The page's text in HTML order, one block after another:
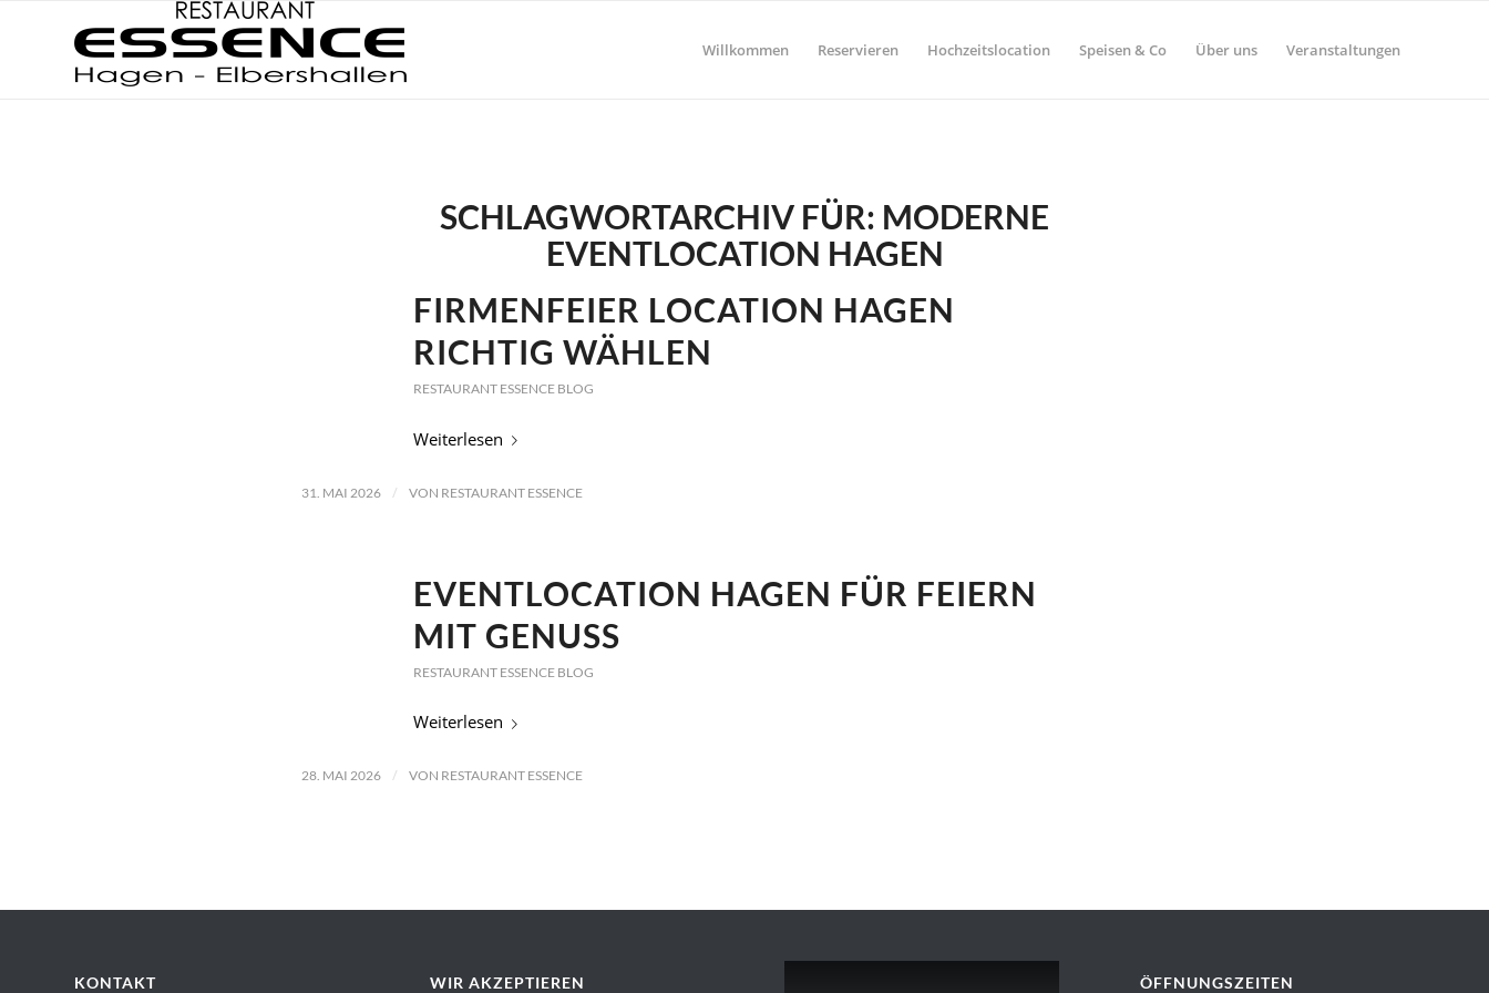
Willkommen Reservieren Hochzeitslocation Speisen & Co Über uns Veranstaltungen
SCHLAGWORTARCHIV FÜR: MODERNE
EVENTLOCATION HAGEN
FIRMENFEIER LOCATION HAGEN
RICHTIG WÄHLEN
RESTAURANT ESSENCE BLOG
Weiterlesen
31. MAI 2026 / VON RESTAURANT ESSENCE
EVENTLOCATION HAGEN FÜR FEIERN
MIT GENUSS
RESTAURANT ESSENCE BLOG
Weiterlesen
28. MAI 2026 / VON RESTAURANT ESSENCE
KONTAKT WIR AKZEPTIEREN ÖFFNUNGSZEITEN